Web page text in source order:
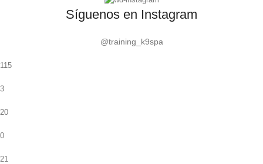
Síguenos en Instagram
@training_k9spa
115
3
20
0
21